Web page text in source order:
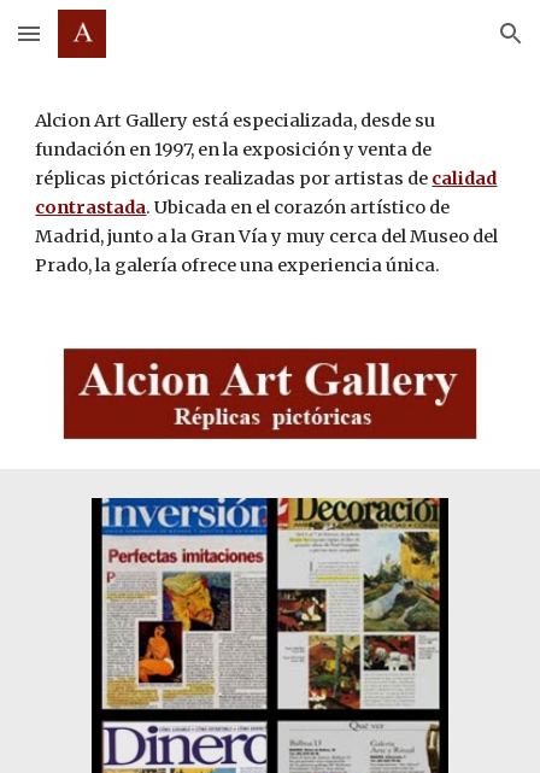
Skip to main content Skip to navigation
Alcion Art Gallery está especializada, desde su
fundación en 1997, en la exposición y venta de
réplicas pictóricas realizadas por artistas de calidad
contrastada. Ubicada en el corazón artístico de
Madrid, junto a la Gran Vía y muy cerca del Museo del
Prado, la galería ofrece una experiencia única.